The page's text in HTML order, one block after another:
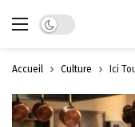
Dark mode
Accueil Culture Ici